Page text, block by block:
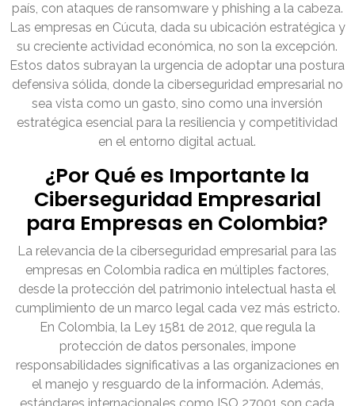
país, con ataques de ransomware y phishing a la cabeza.
Las empresas en Cúcuta, dada su ubicación estratégica y
su creciente actividad económica, no son la excepción.
Estos datos subrayan la urgencia de adoptar una postura
defensiva sólida, donde la ciberseguridad empresarial no
sea vista como un gasto, sino como una inversión
estratégica esencial para la resiliencia y competitividad
en el entorno digital actual.
¿Por Qué es Importante la
Ciberseguridad Empresarial
para Empresas en Colombia?
La relevancia de la ciberseguridad empresarial para las
empresas en Colombia radica en múltiples factores,
desde la protección del patrimonio intelectual hasta el
cumplimiento de un marco legal cada vez más estricto.
En Colombia, la Ley 1581 de 2012, que regula la
protección de datos personales, impone
responsabilidades significativas a las organizaciones en
el manejo y resguardo de la información. Además,